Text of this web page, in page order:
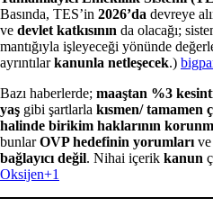
Basında, TES’in 2026’da devreye
ve devlet katkısının da olacağı;
mantığıyla işleyeceği yönünde
ayrıntılarkanunla netleşecek.)
Bazı haberlerde; maaştan %3
yaş gibi şartlarla kısmen/ tamamen
halinde birikim haklarının
bunlarOVP hedefinin yorumları ve
bağlayıcı değil. Nihai içerik kanun
Oksijen+1